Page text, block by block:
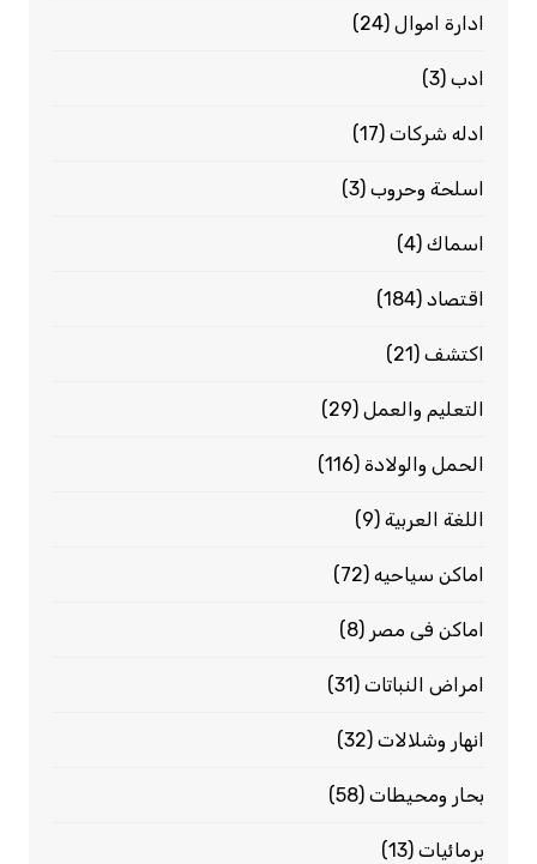
ادارة اموال(24)
ادب(3)
ادله شركات(17)
اسلحة وحروب(3)
اسماك(4)
اقتصاد(184)
اكتشف(21)
التعليم والعمل(29)
الحمل والولادة(116)
اللغة العربية(9)
اماكن سياحيه(72)
اماكن فى مصر (8)
امراض النباتات(31)
انهار وشلالات(32)
بحار ومحيطات(58)
برمائيات(13)